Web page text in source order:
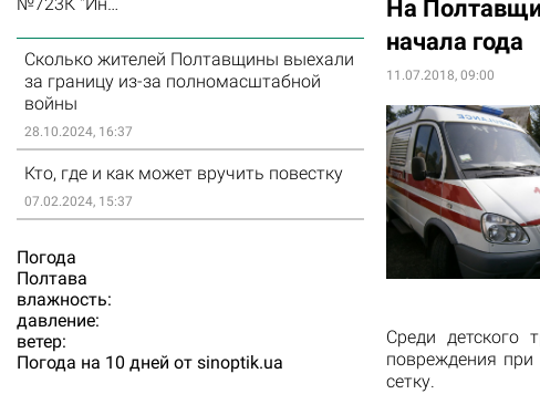
№723К "Ин…
Сколько жителей Полтавщины выехали
за границу из-за полномасштабной
войны
28.10.2024, 16:37
Кто, где и как может вручить повестку
07.02.2024, 15:37
Погода
Полтава
влажность:
давление:
ветер:
Погода на 10 дней от sinoptik.ua
На
начала года
11.07.2018, 09:00
Среди детского
повреждения
сетку.